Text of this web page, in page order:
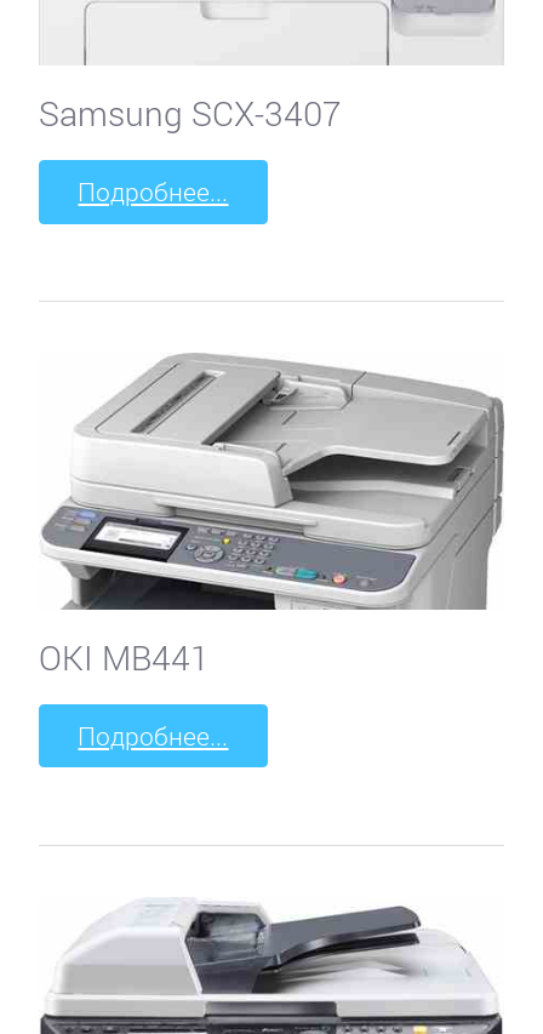
Samsung SCX-3407
Подробнее...
OKI MB441
Подробнее...